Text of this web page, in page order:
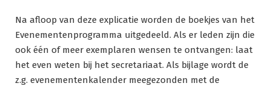
Na afloop van deze explicatie worden de boekjes van het
Evenementenprogramma uitgedeeld. Als er leden zijn die
ook één of meer exemplaren wensen te ontvangen: laat
het even weten bij het secretariaat. Als bijlage wordt de
z.g. evenementenkalender meegezonden met de